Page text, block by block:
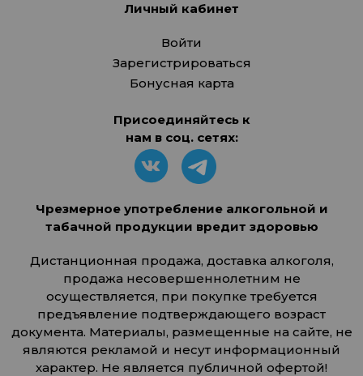
Личный кабинет
Войти
Зарегистрироваться
Бонусная карта
Присоединяйтесь к
нам в соц. сетях:
Чрезмерное употребление алкогольной и
табачной продукции вредит здоровью
Дистанционная продажа, доставка алкоголя,
продажа несовершеннолетним не
осуществляется, при покупке требуется
предъявление подтверждающего возраст
документа. Материалы, размещенные на сайте, не
являются рекламой и несут информационный
характер. Не является публичной офертой!